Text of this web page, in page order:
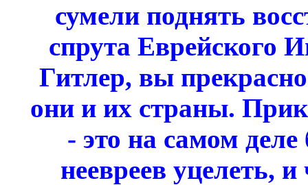
сумели поднять
спрута Еврейского
Гитлер, вы
они и их страны.
- это на самом
неевреев уцелеть,